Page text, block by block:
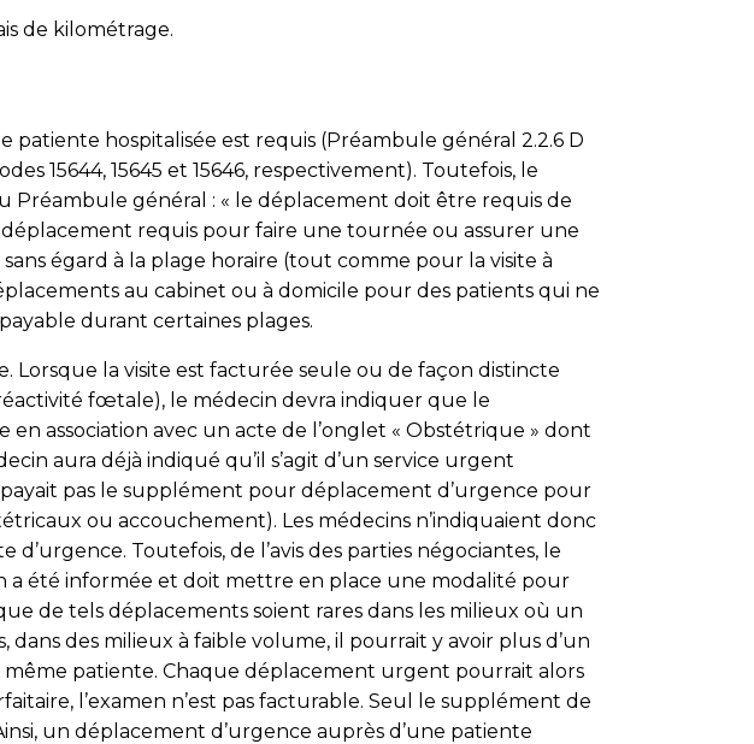
de kilométrage.
hospitalisée est requis (Préambule général 2.2.6 D
15644, 15645 et 15646, respectivement). Toutefois, le
Préambule général : « le déplacement doit être requis de
requis pour faire une tournée ou assurer une
égard à la plage horaire (tout comme pour la visite à
au cabinet ou à domicile pour des patients qui ne
durant certaines plages.
Lorsque la visite est facturée seule ou de façon distincte
fœtale), le médecin devra indiquer que le
association avec un acte de l’onglet « Obstétrique » dont
aura déjà indiqué qu’il s’agit d’un service urgent
pas le supplément pour déplacement d’urgence pour
ou accouchement). Les médecins n’indiquaient donc
Toutefois, de l’avis des parties négociantes, le
a été informée et doit mettre en place une modalité pour
de tels déplacements soient rares dans les milieux où un
des milieux à faible volume, il pourrait y avoir plus d’un
patiente. Chaque déplacement urgent pourrait alors
l’examen n’est pas facturable. Seul le supplément de
un déplacement d’urgence auprès d’une patiente